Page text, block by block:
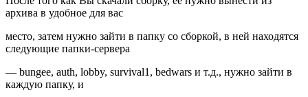
архива в удобное для вас
место, затем нужно зайти в папку со сборкой, в ней находятся
следующие папки-сервера
— bungee, auth, lobby, survival1, bedwars и т.д., нужно зайти в
каждую папку, и